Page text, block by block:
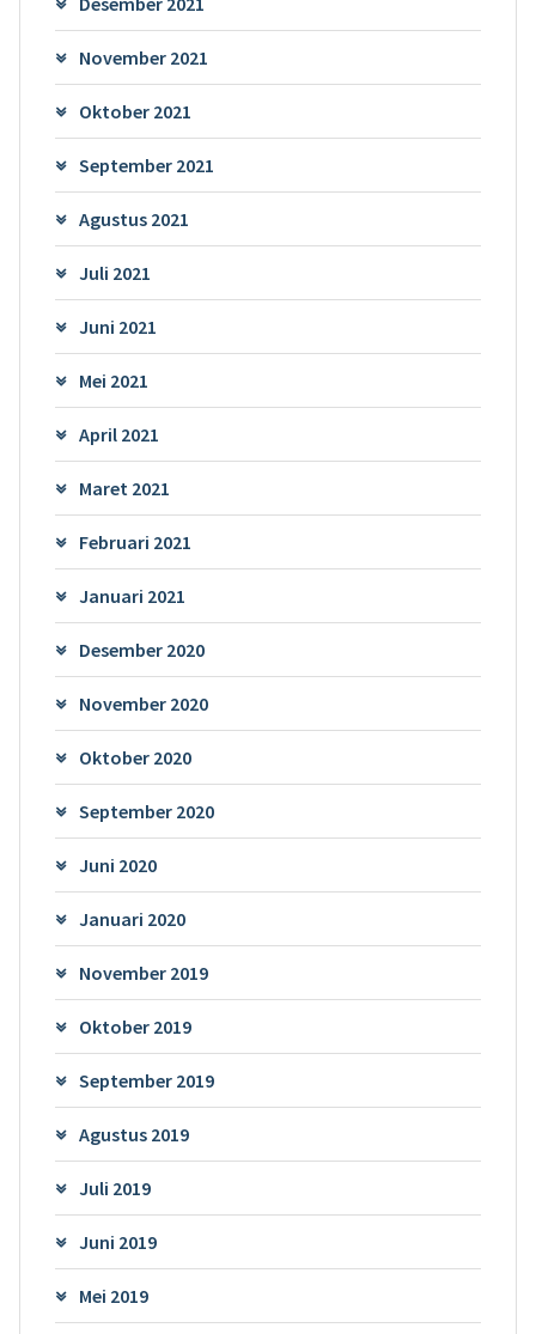
November 2021
Oktober 2021
September 2021
Agustus 2021
Juli 2021
Juni 2021
Mei 2021
April 2021
Maret 2021
Februari 2021
Januari 2021
Desember 2020
November 2020
Oktober 2020
September 2020
Juni 2020
Januari 2020
November 2019
Oktober 2019
September 2019
Agustus 2019
Juli 2019
Juni 2019
Mei 2019